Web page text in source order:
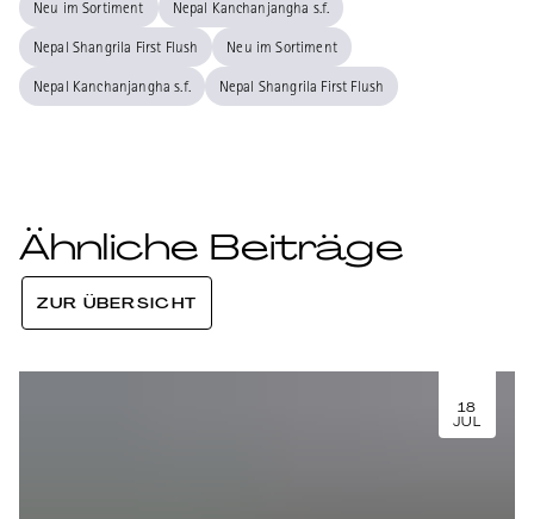
Neu im Sortiment Nepal Kanchanjangha s.f.
Nepal Shangrila First Flush Neu im Sortiment
Nepal Kanchanjangha s.f. Nepal Shangrila First Flush
Ähnliche Beiträge
ZUR ÜBERSICHT
18
JUL